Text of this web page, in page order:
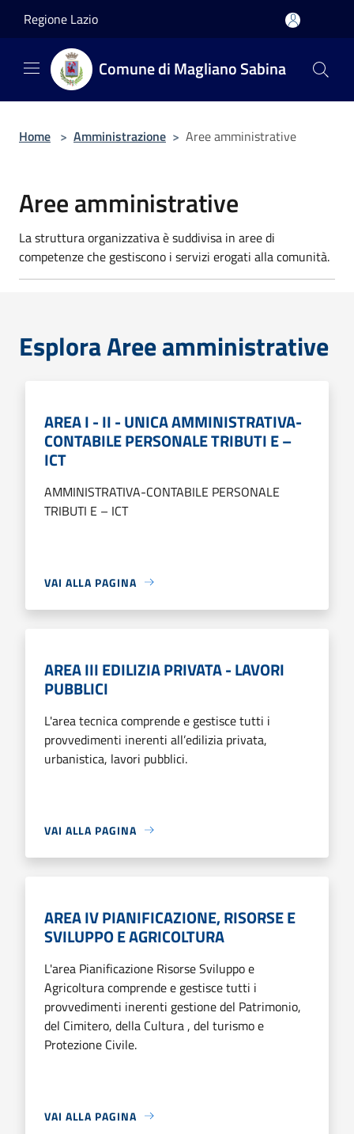
Regione Lazio
Comune di Magliano Sabina
Home > Amministrazione > Aree amministrative
Aree amministrative
La struttura organizzativa è suddivisa in aree di
competenze che gestiscono i servizi erogati alla comunità.
Esplora Aree amministrative
AREA I - II - UNICA AMMINISTRATIVA-
CONTABILE PERSONALE TRIBUTI E –
ICT
AMMINISTRATIVA-CONTABILE PERSONALE
TRIBUTI E – ICT
VAI ALLA PAGINA
AREA III EDILIZIA PRIVATA - LAVORI
PUBBLICI
L'area tecnica comprende e gestisce tutti i
provvedimenti inerenti all’edilizia privata,
urbanistica, lavori pubblici.
VAI ALLA PAGINA
AREA IV PIANIFICAZIONE, RISORSE E
SVILUPPO E AGRICOLTURA
L'area Pianificazione Risorse Sviluppo e
Agricoltura comprende e gestisce tutti i
provvedimenti inerenti gestione del Patrimonio,
del Cimitero, della Cultura , del turismo e
Protezione Civile.
VAI ALLA PAGINA